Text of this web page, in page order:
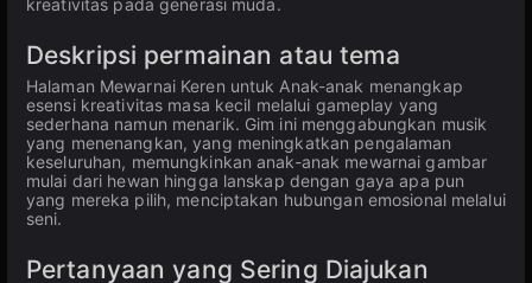
kreativitas pada generasi muda.
Deskripsi permainan atau tema
Halaman Mewarnai Keren untuk Anak-anak menangkap
esensi kreativitas masa kecil melalui gameplay yang
sederhana namun menarik. Gim ini menggabungkan musik
yang menenangkan, yang meningkatkan pengalaman
keseluruhan, memungkinkan anak-anak mewarnai gambar
mulai dari hewan hingga lanskap dengan gaya apa pun
yang mereka pilih, menciptakan hubungan emosional melalui
seni.
Pertanyaan yang Sering Diajukan